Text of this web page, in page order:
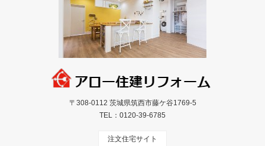
〒308-0112 茨城県筑西市藤ケ谷1769-5
TEL： 0120-39-6785
注文住宅サイト